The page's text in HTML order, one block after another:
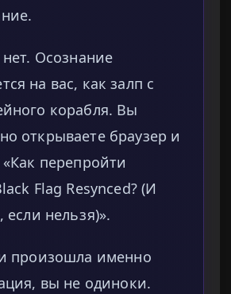
Осознание
на вас, как залп с
корабля. Вы
открываете браузер и
«Как перепройти
Flag Resynced? (И
если нельзя)».
произошла именно
вы не одиноки.